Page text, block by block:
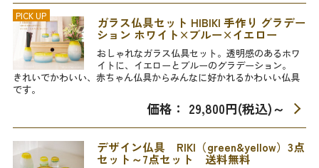
PICK UP ガラス仏具セット HIBIKI 手作り グラデー
ション ホワイト×ブルー×イエロー
おしゃれなガラス仏具セット。透明感のあるホワ
イトに、イエローとブルーのグラデーション。
きれいでかわいい、赤ちゃん仏具からみんなに好かれるかわいい仏具
です。
価格： 29,800円(税込)～
デザイン仏具 RIKI（green&yellow）3点
セット～7点セット 送料無料